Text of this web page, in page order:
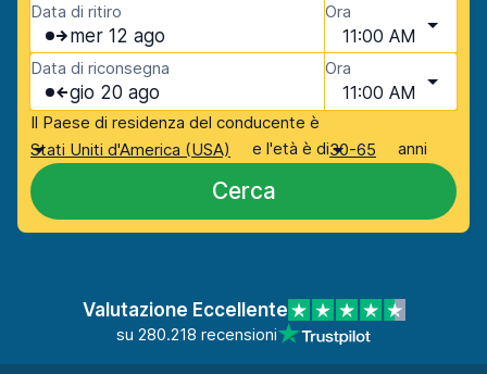
Data di ritiro
mer 12 ago
Ora
11:00 AM
Data di riconsegna
gio 20 ago
Ora
11:00 AM
Il Paese di residenza del conducente è
Stati Uniti d'America (USA)
e l'età è di30-65 anni
Cerca
Valutazione Eccellente
su 280.218 recensioni